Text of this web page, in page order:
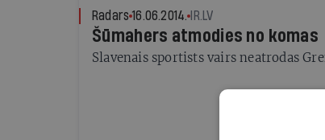
Radars 16.06.2014. IR.LV
Šūmahers atmodies no komas
Slavenais sportists vairs neatrodas